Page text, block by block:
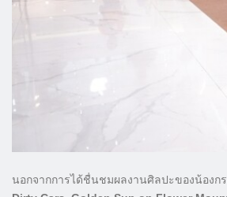
นอกจากการได้ชื่นชมผลงานศิลปะของน้อง